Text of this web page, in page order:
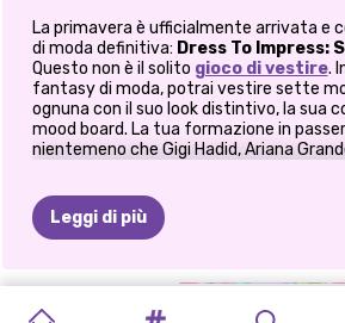
La primavera è ufficialmente arrivata e
di moda definitiva: Dress To Impress:
Questo non è il solito gioco di vestire.
fantasy di moda, potrai vestire sette
ognuna con il suo look distintivo, la sua
mood board. La tua formazione in
nientemeno che Gigi Hadid, Ariana
contano su di te per portare i loro
nuovi livelli di chic. Dalle stampe floreali e
💖 I tuoi modelli, le tue regole
Leggi di più
MODA
TENDENZE
GUIDA E